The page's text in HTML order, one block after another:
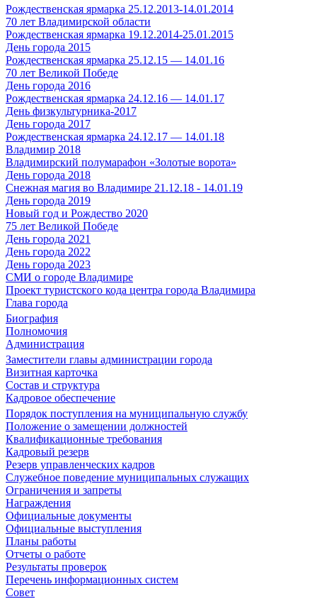
Рождественская ярмарка 25.12.2013-14.01.2014
70 лет Владимирской области
Рождественская ярмарка 19.12.2014-25.01.2015
День города 2015
Рождественская ярмарка 25.12.15 — 14.01.16
70 лет Великой Победе
День города 2016
Рождественская ярмарка 24.12.16 — 14.01.17
День физкультурника-2017
День города 2017
Рождественская ярмарка 24.12.17 — 14.01.18
Владимир 2018
Владимирский полумарафон «Золотые ворота»
День города 2018
Снежная магия во Владимире 21.12.18 - 14.01.19
День города 2019
Новый год и Рождество 2020
75 лет Великой Победе
День города 2021
День города 2022
День города 2023
СМИ о городе Владимире
Проект туристского кода центра города Владимира
Глава города
Биография
Полномочия
Администрация
Заместители главы администрации города
Визитная карточка
Состав и структура
Кадровое обеспечение
Порядок поступления на муниципальную службу
Положение о замещении должностей
Квалификационные требования
Кадровый резерв
Резерв управленческих кадров
Служебное поведение муниципальных служащих
Ограничения и запреты
Награждения
Официальные документы
Официальные выступления
Планы работы
Отчеты о работе
Результаты проверок
Перечень информационных систем
Совет